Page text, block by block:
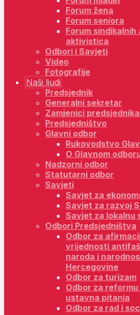
Forum žena
Forum seniora
Forum
aktivistica
Odbori i Savjeti
Video
Fotografije
Naši ljudi
Predsjednik
Generalni sekretar
Zamjenici predsjednika
Predsjedništvo
Glavni odbor
Rukovodstvo
O Glavnom
Nadzorni odbor
Statutarni odbor
Savjeti
Savjet za
Savjet za razvoj
Savjet za lokalnu
Odbori Predsjedništva
Odbor za
vrijednosti
naroda i
Hercegovine
Odbor za turizam
Odbor za
ustavna pitanja
Odbor za rad i